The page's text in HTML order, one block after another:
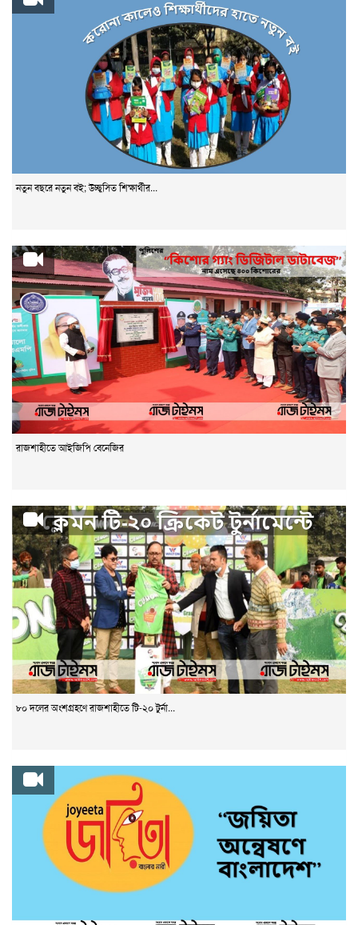
নতুন বছরে নতুন বই; উচ্ছ্বসিত শিক্ষার্থীর...
রাজশাহীতে আইজিপি বেনেজির
৮০ দলের অংশগ্রহণে রাজশাহীতে টি-২০ টুর্না...